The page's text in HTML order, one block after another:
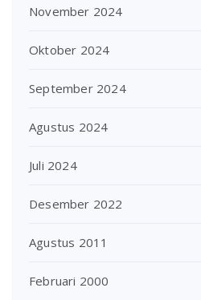
November 2024
Oktober 2024
September 2024
Agustus 2024
Juli 2024
Desember 2022
Agustus 2011
Februari 2000